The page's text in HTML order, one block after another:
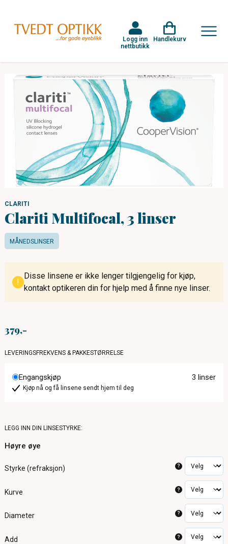
Logg inn
nettbutikk
Handlekurv
CLARITI
Clariti Multifocal, 3 linser
MÅNEDSLINSER
!
Disse linsene er ikke lenger tilgjengelig for kjøp,
kontakt optikeren din for hjelp med å finne nye linser.
379
LEVERINGSFREKVENS & PAKKESTØRRELSE
Engangskjøp 3 linser
Kjøp nå og få linsene sendt hjem til deg
LEGG INN DIN LINSESTYRKE:
Høyre øye
Styrke (refraksjon) ?
Kurve ?
Diameter ?
Add ?